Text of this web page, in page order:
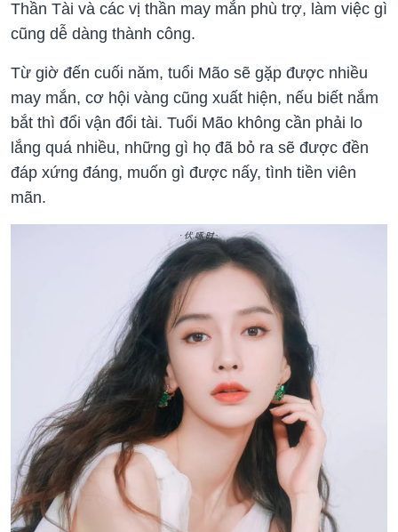
Thần Tài và các vị thần may mắn phù trợ, làm việc gì
cũng dễ dàng thành công.
Từ giờ đến cuối năm, tuổi Mão sẽ gặp được nhiều
may mắn, cơ hội vàng cũng xuất hiện, nếu biết nắm
bắt thì đổi vận đổi tài. Tuổi Mão không cần phải lo
lắng quá nhiều, những gì họ đã bỏ ra sẽ được đền
đáp xứng đáng, muốn gì được nấy, tình tiền viên
mãn.